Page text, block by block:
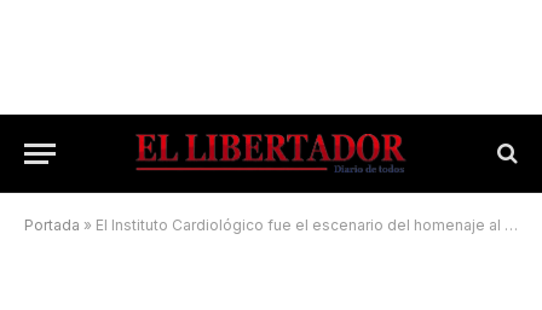
Portada » El Instituto Cardiológico fue el escenario del homenaje al padre Julián Zini a cargo de la Orquesta Sonfónica